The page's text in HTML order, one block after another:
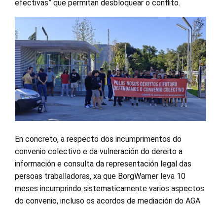
efectivas” que permitan desbloquear o conflito.
En concreto, a respecto dos incumprimentos do
convenio colectivo e da vulneración do dereito a
información e consulta da representación legal das
persoas traballadoras, xa que BorgWarner leva 10
meses incumprindo sistematicamente varios aspectos
do convenio, incluso os acordos de mediación do AGA